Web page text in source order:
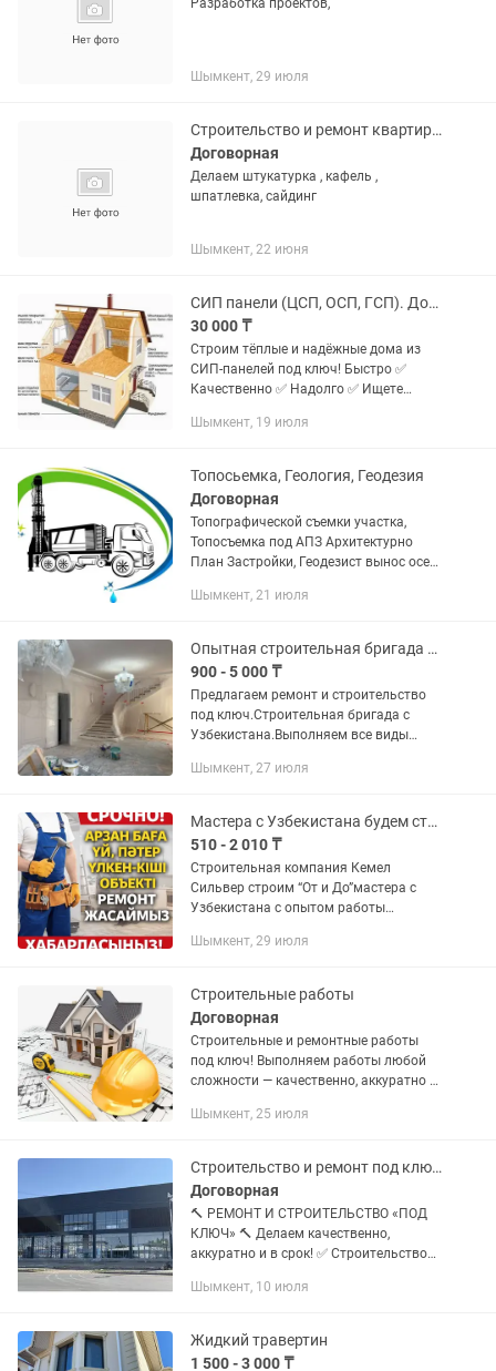
Разработка проектов,
Шымкент, 29 июля
Строительство и ремонт квартир и домов
Договорная
Делаем штукатурка , кафель ,
шпатлевка, сайдинг
Шымкент, 22 июня
СИП панели (ЦСП, ОСП, ГСП). Дома из СИП панелей. СИП дома.
30 000 ₸
Строим тёплые и надёжные дома из
СИП-панелей под ключ! Быстро ✅
Качественно ✅ Надолго ✅ Ищете
доступный дом? Мы проектируем и
ГСП,...
Шымкент, 19 июля
Топосьемка, Геология, Геодезия
Договорная
Топографической съемки участка,
Топосъемка под АПЗ Архитектурно
План Застройки, Геодезист вынос осей
Сопровождение строительства.
Шымкент, 21 июля
Опытная строительная бригада помогаем сделать ремонт и стройка под ключ.
900 - 5 000 ₸
Предлагаем ремонт и строительство
под ключ.Строительная бригада с
Узбекистана.Выполняем все виды
Наши услуги: Черновые работы,
Шымкент, 27 июля
Мастера с Узбекистана будем строить от и до,дом,квартир,склады,баня и т.д
510 - 2 010 ₸
Строительная компания Кемел
Сильвер строим “От и До”мастера с
Узбекистана с опытом работы
работы: Строим с материалами с нуля
Шымкент, 29 июля
Строительные работы
Договорная
Строительные и ремонтные работы
под ключ! Выполняем работы любой
сложности — качественно, аккуратно и
кровля крыш Кровля крыш
Шымкент, 25 июля
Строительство и ремонт под ключ. Строем ВСЕ
Договорная
🔨 РЕМОНТ И СТРОИТЕЛЬСТВО «ПОД
КЛЮЧ» 🔨 Делаем качественно,
аккуратно и в срок! ✅ Строительство
домов «под ключ» ✅
Отопление (монтаж,...
Шымкент, 10 июля
Жидкий травертин
1 500 - 3 000 ₸